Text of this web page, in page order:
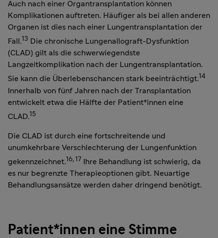
Auch nach einer Organtransplantation können
Komplikationen auftreten. Häufiger als bei allen anderen
Organen ist dies nach einer Lungentransplantation der
Fall.13 Die chronische Lungenallograft-Dysfunktion
(CLAD) gilt als die schwerwiegendste
Langzeitkomplikation nach der Lungentransplantation.
Sie kann die Überlebenschancen stark beeinträchtigt.14
Innerhalb von fünf Jahren nach der Transplantation
entwickelt etwa die Hälfte der Patient*innen eine
CLAD.15
Die CLAD ist durch eine fortschreitende und
unumkehrbare Verschlechterung der Lungenfunktion
gekennzeichnet.16, 17 Ihre Behandlung ist schwierig, da
es nur begrenzte Therapieoptionen gibt. Neuartige
Behandlungsansätze werden daher dringend benötigt.
Patient*innen eine Stimme